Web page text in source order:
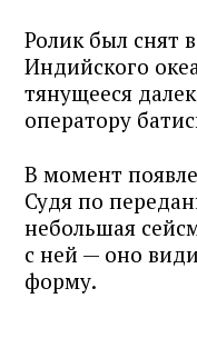
Ролик был снят
Индийского
тянущееся
оператору
В момент
Судя по
небольшая
с ней — оно
форму.